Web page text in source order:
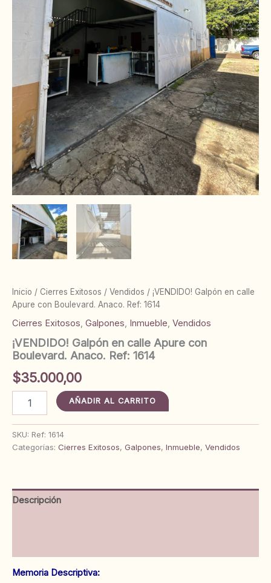
Inicio / Cierres Exitosos / Vendidos / ¡VENDIDO! Galpón en calle
Apure con Boulevard. Anaco. Ref: 1614
Cierres Exitosos, Galpones, Inmueble, Vendidos
¡VENDIDO! Galpón en calle Apure con
Boulevard. Anaco. Ref: 1614
$35.000,00
Galpón
calle
Apure
Ref:
1614
AÑADIR AL CARRITO
SKU: Ref: 1614
Categorías: Cierres Exitosos, Galpones, Inmueble, Vendidos
Descripción
Memoria Descriptiva: